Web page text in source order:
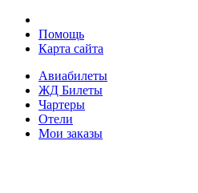
Помощь
Карта сайта
Авиaбилеты
ЖД Билеты
Чартеры
Отели
Мои заказы